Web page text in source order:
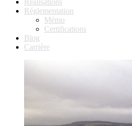
Réglementation
Mémo
Certifications
Blog
Carrière